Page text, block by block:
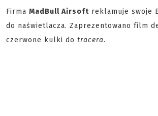
Firma MadBull Airsoft reklamuje swoje
do naświetlacza. Zaprezentowano film
czerwone kulki do tracera.